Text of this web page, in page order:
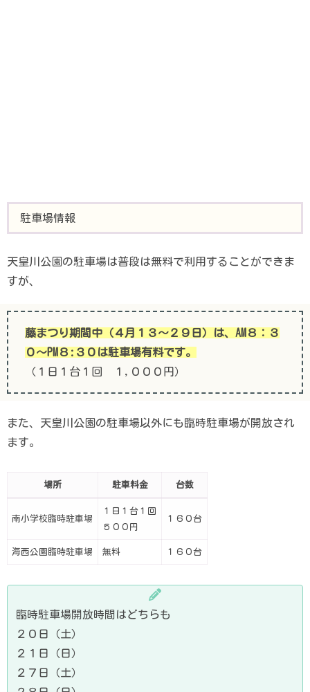
駐車場情報
天皇川公園の駐車場は普段は無料で利用することができま
すが、
藤まつり期間中（４月１３～２９日）は、 AM８：３
０～PM８:３０は駐車場有料です。
（１日１台１回 １,０００円）
また、天皇川公園の駐車場以外にも臨時駐車場が開放され
ます。
場所 駐車料金 台数
南小学校臨時駐車場
１日１台１回
５００円
１６０台
海西公園臨時駐車場 無料 １６０台
臨時駐車場開放時間はどちらも
２０日（土）
２１日（日）
２７日（土）